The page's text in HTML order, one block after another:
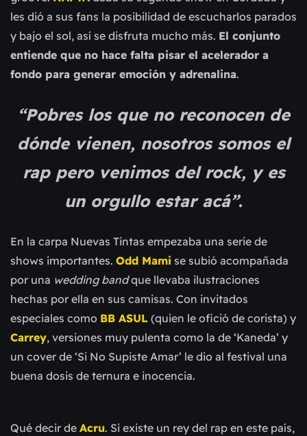
les dió a sus fans la posibilidad de escucharlos parados
y bajo el sol, así se disfruta mucho más. El conjunto
entiende que no hace falta pisar el acelerador a
fondo para generar emoción y adrenalina.
“Pobres los que no reconocen de
dónde vienen, nosotros somos el
rap pero venimos del rock, y es
un orgullo estar acá”.
En la carpa Nuevas Tintas empezaba una serie de
shows importantes. Odd Mami se subió acompañada
por una wedding bandque llevaba ilustraciones
hechas por ella en sus camisas. Con invitados
especiales como BB ASUL (quien le ofició de corista) y
Carrey, versiones muy pulenta como la de ‘Kaneda’ y
un cover de ‘Si No Supiste Amar’ le dio al festival una
buena dosis de ternura e inocencia.
Qué decir de Acru. Si existe un rey del rap en este país,